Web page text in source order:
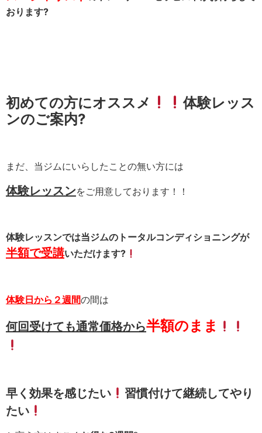
おります?
初めての方にオススメ
体験レッス
ンのご案内?
まだ、当ジムにいらしたことの無い方には
体験レッスンをご用意しております！！
体験レッスンでは当ジムのトータルコンディショニングが
半額で受講いただけます?
体験日から２週間の間は
何回受けても通常価格から半額のまま
早く効果を感じたい
習慣付けて継続してやり
たい